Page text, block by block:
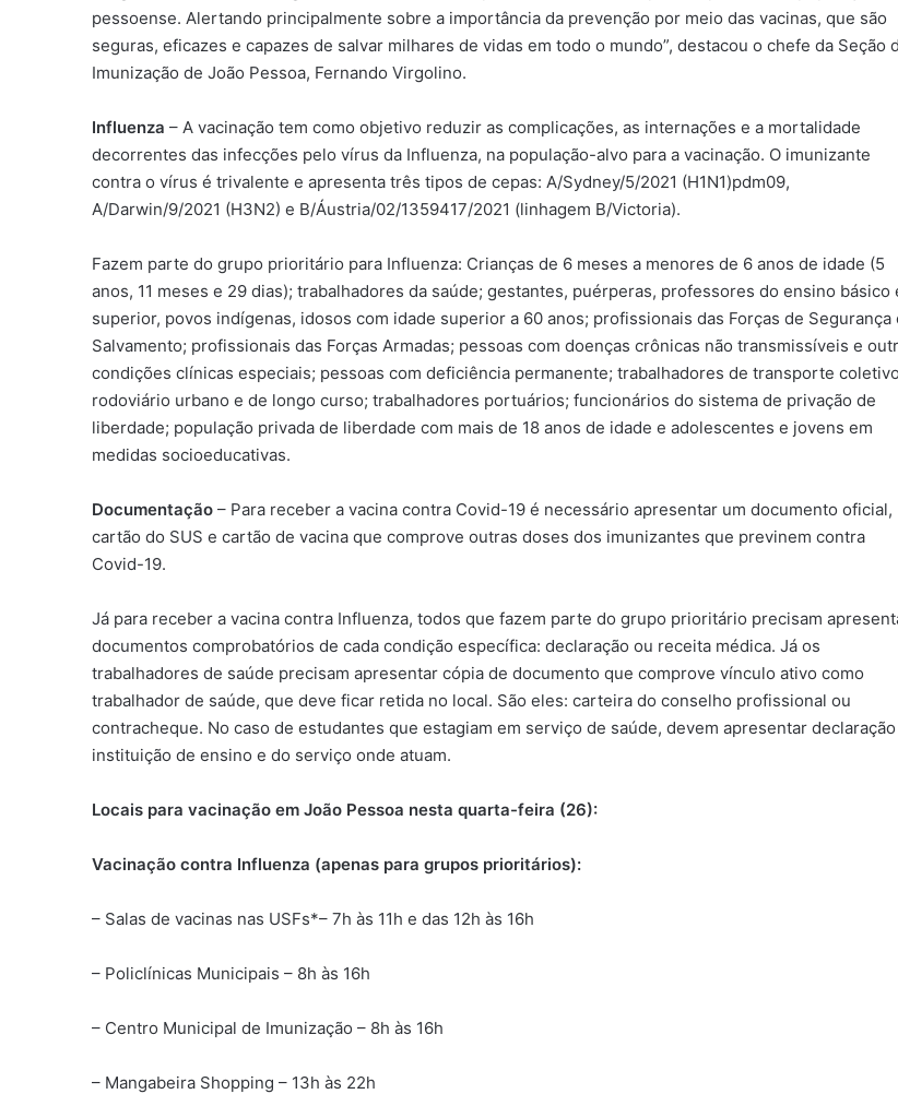
pessoense. Alertando principalmente sobre a importância da prevenção por meio das vacinas, que são
seguras, eficazes e capazes de salvar milhares de vidas em todo o mundo”, destacou o chefe da Seção
Imunização de João Pessoa, Fernando Virgolino.
Influenza – A vacinação tem como objetivo reduzir as complicações, as internações e a mortalidade
decorrentes das infecções pelo vírus da Influenza, na população-alvo para a vacinação. O imunizante
contra o vírus é trivalente e apresenta três tipos de cepas: A/Sydney/5/2021 (H1N1)pdm09,
A/Darwin/9/2021 (H3N2) e B/Áustria/02/1359417/2021 (linhagem B/Victoria).
Fazem parte do grupo prioritário para Influenza: Crianças de 6 meses a menores de 6 anos de idade (5
anos, 11 meses e 29 dias); trabalhadores da saúde; gestantes, puérperas, professores do ensino básico
superior, povos indígenas, idosos com idade superior a 60 anos; profissionais das Forças de Segurança
Salvamento; profissionais das Forças Armadas; pessoas com doenças crônicas não transmissíveis e
condições clínicas especiais; pessoas com deficiência permanente; trabalhadores de transporte coletivo
rodoviário urbano e de longo curso; trabalhadores portuários; funcionários do sistema de privação de
liberdade; população privada de liberdade com mais de 18 anos de idade e adolescentes e jovens em
medidas socioeducativas.
Documentação– Para receber a vacina contra Covid-19 é necessário apresentar um documento oficial,
cartão do SUS e cartão de vacina que comprove outras doses dos imunizantes que previnem contra
Covid-19.
Já para receber a vacina contra Influenza, todos que fazem parte do grupo prioritário precisam
documentos comprobatórios de cada condição específica: declaração ou receita médica. Já os
trabalhadores de saúde precisam apresentar cópia de documento que comprove vínculo ativo como
trabalhador de saúde, que deve ficar retida no local. São eles: carteira do conselho profissional ou
contracheque. No caso de estudantes que estagiam em serviço de saúde, devem apresentar
instituição de ensino e do serviço onde atuam.
Locais para vacinação em João Pessoa nesta quarta-feira (26):
Vacinação contra Influenza (apenas para grupos prioritários):
– Salas de vacinas nas USFs*– 7h às 11h e das 12h às 16h
– Policlínicas Municipais – 8h às 16h
– Centro Municipal de Imunização – 8h às 16h
– Mangabeira Shopping – 13h às 22h